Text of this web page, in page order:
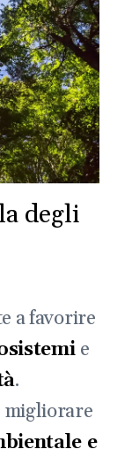
degli
a favorire
e
.
migliorare
e